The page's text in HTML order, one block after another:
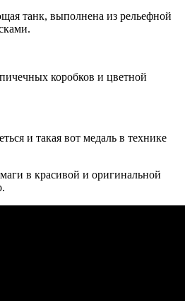
танк, выполнена из рельефной
коробков и цветной
и такая вот медаль в технике
в красивой и оригинальной